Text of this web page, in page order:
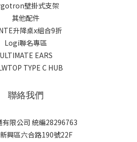
壁掛式支架
其他配件
升降桌x組合9折
Logi聯名專區
ULTIMATE EARS
TYPE C HUB
聯絡我們
有限公司 統編28296763
興區六合路190號22F